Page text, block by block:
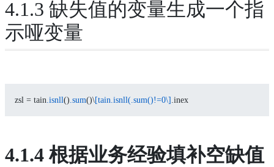
4.1.3 缺失值的变量生成一个指
示哑变量
zsl = tain .isnll() .sum()\[tain.isnll(.sum()!=0\] .inex
4.1.4 根据业务经验填补空缺值